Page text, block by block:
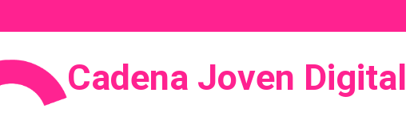
Cadena Joven Digital
Radio Y Televisión